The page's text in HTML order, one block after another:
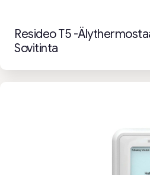
Resideo T5 -
Sovitinta